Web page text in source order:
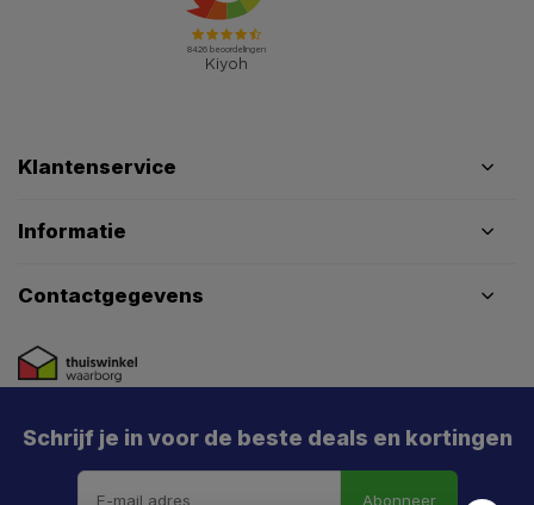
Klantenservice
Informatie
Contactgegevens
Schrijf je in voor de beste deals en kortingen
Abonneer